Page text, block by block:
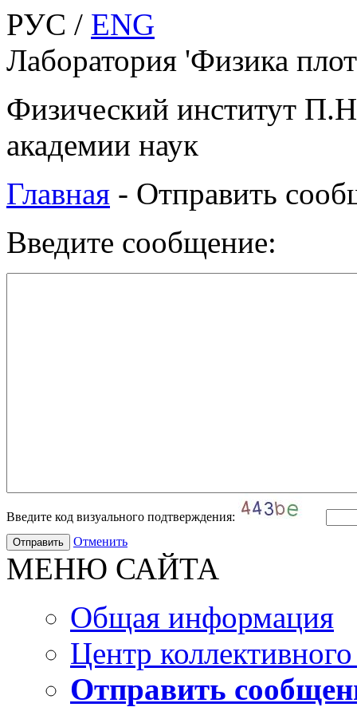
РУС / ENG
Лаборатория 'Физика
Физический институт
академии наук
Главная - Отправить
Введите сообщение:
Введите код визуального подтверждения:
Отменить
МЕНЮ САЙТА
Общая информация
Центр
Отправить